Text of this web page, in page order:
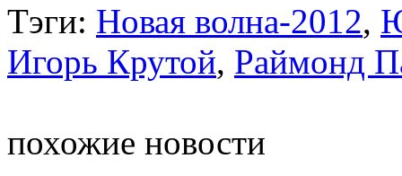
Тэги: Новая волна-2012,
Игорь Крутой, Раймонд
похожие новости